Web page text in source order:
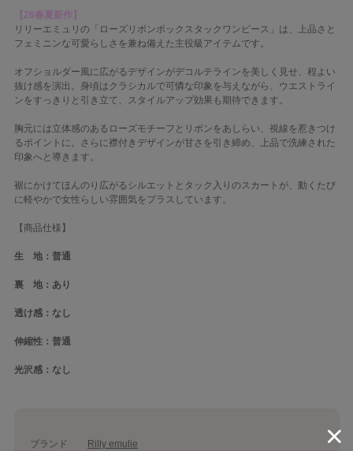
【26春夏新作】
リリーエミュリの「ローズリボンボックスタックワンピース」は、上品さと
フェミニンな可愛らしさを兼ね備えた主役級アイテムです。
オフショルダー風に広がるデザインがデコルテラインを美しく見せ、程よい
抜け感を演出。身頃はクラシカルで可憐な印象を与えながら、ウエストライ
ンをすっきりと引き立て、スタイルアップ効果も期待できます。
胸元には立体感のあるローズモチーフとリボンをあしらい、視線を惹きつけ
るポイントに。さらに襟付きデザインが甘さを引き締め、上品で洗練された
印象へと導きます。
裾にかけてほんのり広がるシルエットとタック入りのスカートが、動くたび
に軽やかで女性らしい雰囲気をプラスしています。
【商品仕様】
生 地：普通
裏 地：あり
透け感：なし
伸縮性：普通
光沢感：なし
ブランド Rilly emulie